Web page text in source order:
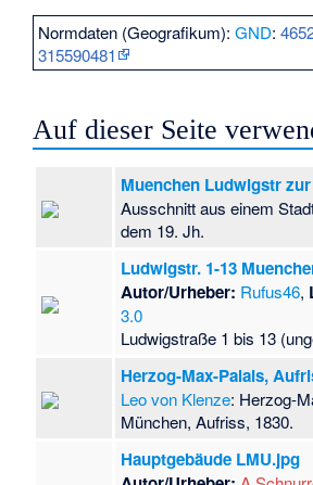
Normdaten (Geografikum):GND:
315590481
Auf dieser Seite
Muenchen Ludwigstr
Ausschnitt aus einem
dem 19. Jh.
Ludwigstr. 1-13
Autor/Urheber: Rufus46,
3.0
Ludwigstraße 1 bis 13
Herzog-Max-Palais,
Leo von Klenze: Herzog-
München, Aufriss, 1830.
Hauptgebäude LMU.jpg